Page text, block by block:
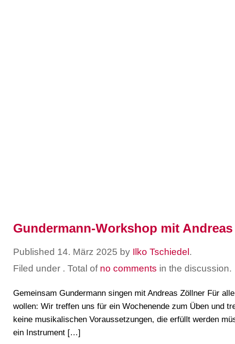
Gundermann-Workshop mit
Published 14. März 2025 by Ilko Tschiedel .
Filed under . Total of no comments in the discussion.
Gemeinsam Gundermann singen mit Andreas Zöllner Für
wollen: Wir treffen uns für ein Wochenende zum Üben und
keine musikalischen Voraussetzungen, die erfüllt werden
ein Instrument […]